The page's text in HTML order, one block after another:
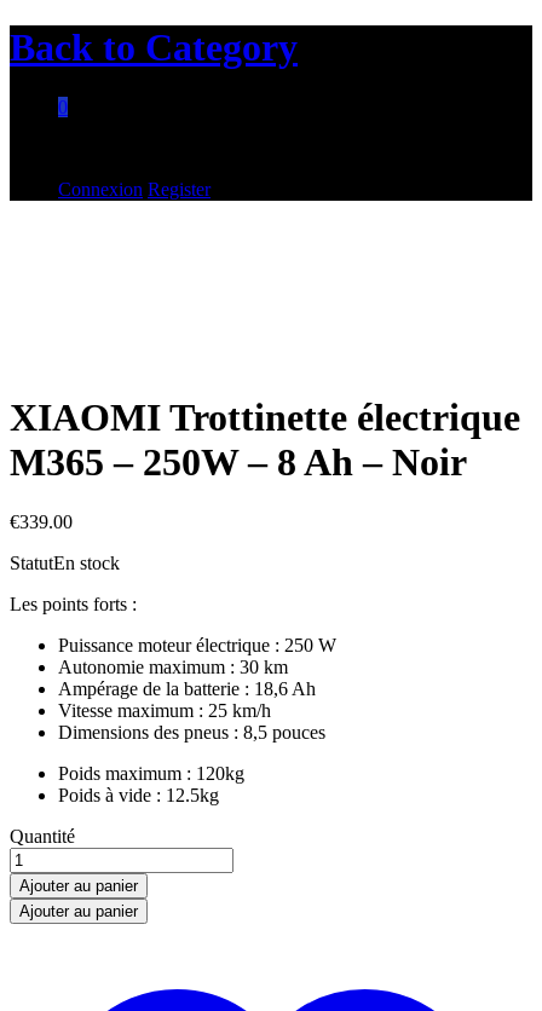
Back to Category
0
Connexion Register
XIAOMI Trottinette électrique
M365 – 250W – 8 Ah – Noir
€339.00
StatutEn stock
Les points forts :
Puissance moteur électrique : 250 W
Autonomie maximum : 30 km
Ampérage de la batterie : 18,6 Ah
Vitesse maximum : 25 km/h
Dimensions des pneus : 8,5 pouces
Poids maximum : 120kg
Poids à vide : 12.5kg
XIAOMI
Trottinette
électrique
M365
-
Quantité
Ajouter au panier
Ajouter au panier